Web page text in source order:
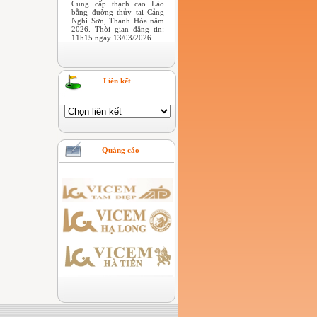
Cung cấp thạch cao Lào
bằng đường thủy tại Cảng
Nghi Sơn, Thanh Hóa năm
2026. Thời gian đăng tin:
11h15 ngày 13/03/2026
Liên kết
Quảng cáo